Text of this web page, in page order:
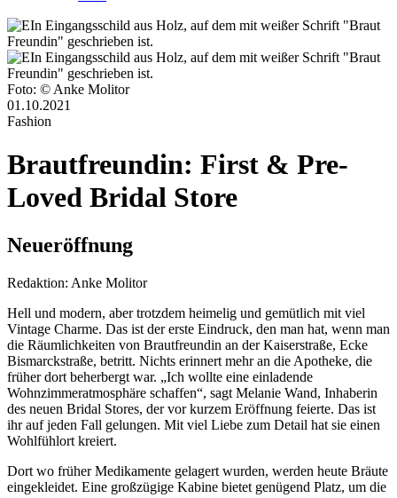
Foto: © Anke Molitor
01.10.2021
Fashion
Brautfreundin: First & Pre-
Loved Bridal Store
Neueröffnung
Redaktion: Anke Molitor
Hell und modern, aber trotzdem heimelig und gemütlich mit viel
Vintage Charme. Das ist der erste Eindruck, den man hat, wenn man
die Räumlichkeiten von Brautfreundin an der Kaiserstraße, Ecke
Bismarckstraße, betritt. Nichts erinnert mehr an die Apotheke, die
früher dort beherbergt war. „Ich wollte eine einladende
Wohnzimmeratmosphäre schaffen“, sagt Melanie Wand, Inhaberin
des neuen Bridal Stores, der vor kurzem Eröffnung feierte. Das ist
ihr auf jeden Fall gelungen. Mit viel Liebe zum Detail hat sie einen
Wohlfühlort kreiert.
Dort wo früher Medikamente gelagert wurden, werden heute Bräute
eingekleidet. Eine großzügige Kabine bietet genügend Platz, um die